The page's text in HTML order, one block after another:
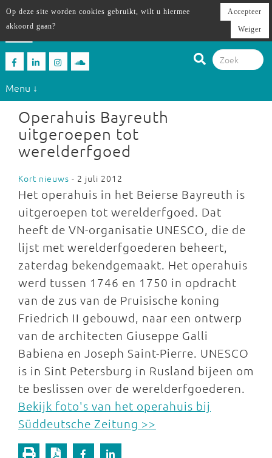
Menu ↓
Operahuis Bayreuth
uitgeroepen tot
werelderfgoed
Kort nieuws - 2 juli 2012
Het operahuis in het Beierse Bayreuth is
uitgeroepen tot werelderfgoed. Dat
heeft de VN-organisatie UNESCO, die de
lijst met werelderfgoederen beheert,
zaterdag bekendgemaakt. Het operahuis
werd tussen 1746 en 1750 in opdracht
van de zus van de Pruisische koning
Friedrich II gebouwd, naar een ontwerp
van de architecten Giuseppe Galli
Babiena en Joseph Saint-Pierre. UNESCO
is in Sint Petersburg in Rusland bijeen om
te beslissen over de werelderfgoederen.
Bekijk foto's van het operahuis bij
Süddeutsche Zeitung >>
Op deze site worden cookies gebruikt, wilt u hiermee
akkoord gaan?
Accepteer
Weiger